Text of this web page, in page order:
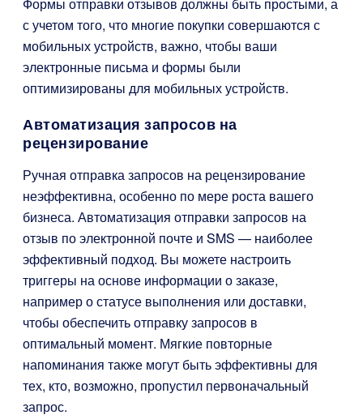
с учетом того, что многие покупки совершаются с
мобильных устройств, важно, чтобы ваши
электронные письма и формы были
оптимизированы для мобильных устройств.
Автоматизация запросов на
рецензирование
Ручная отправка запросов на рецензирование
неэффективна, особенно по мере роста вашего
бизнеса. Автоматизация отправки запросов на
отзыв по электронной почте и SMS — наиболее
эффективный подход. Вы можете настроить
триггеры на основе информации о заказе,
например о статусе выполнения или доставки,
чтобы обеспечить отправку запросов в
оптимальный момент. Мягкие повторные
напоминания также могут быть эффективны для
тех, кто, возможно, пропустил первоначальный
запрос.